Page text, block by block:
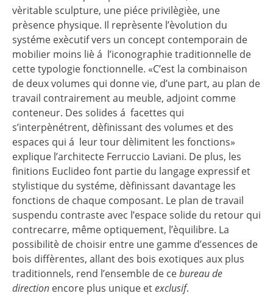
vèritable sculpture, une piéce privilègièe, une
prèsence physique. Il reprèsente l’èvolution du
systéme exècutif vers un concept contemporain de
mobilier moins liè á l’iconographie traditionnelle de
cette typologie fonctionnelle. «C’est la combinaison
de deux volumes qui donne vie, d’une part, au plan de
travail contrairement au meuble, adjoint comme
conteneur. Des solides á facettes qui
s’interpènétrent, dèfinissant des volumes et des
espaces qui á leur tour dèlimitent les fonctions»
explique l’architecte Ferruccio Laviani. De plus, les
finitions Euclideo font partie du langage expressif et
stylistique du systéme, dèfinissant davantage les
fonctions de chaque composant. Le plan de travail
suspendu contraste avec l’espace solide du retour qui
contrecarre, même optiquement, l’èquilibre. La
possibilitè de choisir entre une gamme d’essences de
bois diffèrentes, allant des bois exotiques aux plus
traditionnels, rend l’ensemble de cebureau de
direction encore plus unique etexclusif.